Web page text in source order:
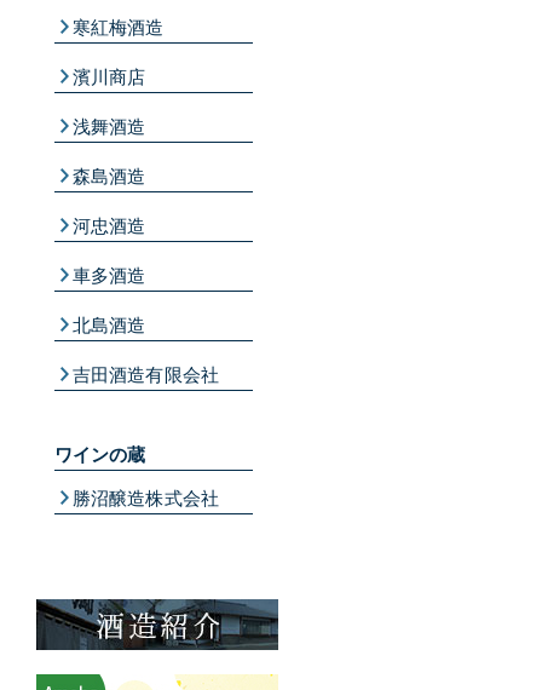
寒紅梅酒造
濱川商店
浅舞酒造
森島酒造
河忠酒造
車多酒造
北島酒造
吉田酒造有限会社
ワインの蔵
勝沼醸造株式会社